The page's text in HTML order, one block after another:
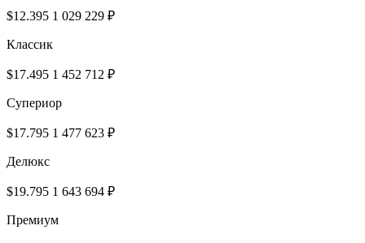
$12.395 1 029 229 ₽
Классик
$17.495 1 452 712 ₽
Супериор
$17.795 1 477 623 ₽
Делюкс
$19.795 1 643 694 ₽
Премиум